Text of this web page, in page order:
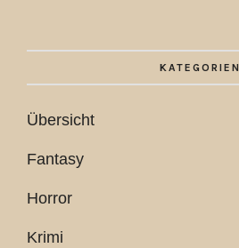
KATEGORIEN
Übersicht
Fantasy
Horror
Krimi